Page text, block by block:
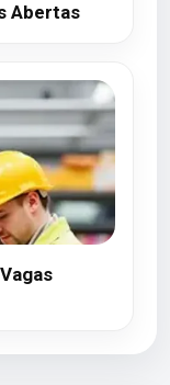
Abertas